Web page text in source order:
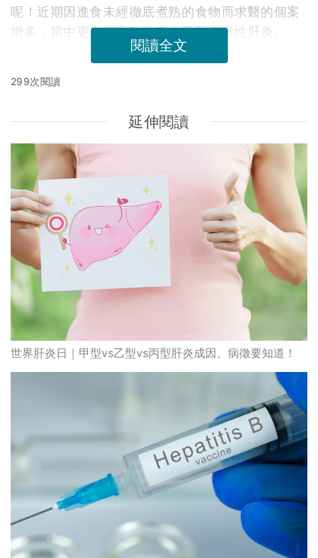
呢！近期因進食未經徹底煮熟的食物而求醫的個案
增多，當中更有個案確診患上甲型病毒性肝炎。
閱讀全文
299次閱讀
延伸閱讀
世界肝炎日｜甲型vs乙型vs丙型肝炎成因、病徵要知道！